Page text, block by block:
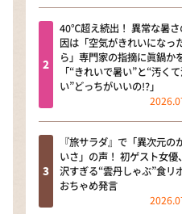
40℃超え続出！ 異常な暑さ
因は「空気がきれいになっ
ら」専門家の指摘に眞鍋か
「“きれいで暑い”と“汚く
い”どっちがいいの!?」
『旅サラダ』で「異次元の
いさ」の声！ 初ゲスト女優
沢すぎる“雲丹しゃぶ”食リ
おちゃめ発言